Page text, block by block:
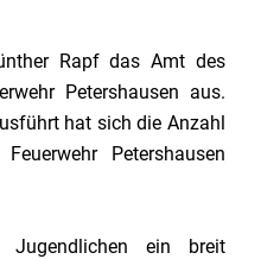
Rapf das Amt des
Petershausen aus.
hat sich die Anzahl
Petershausen
ein breit